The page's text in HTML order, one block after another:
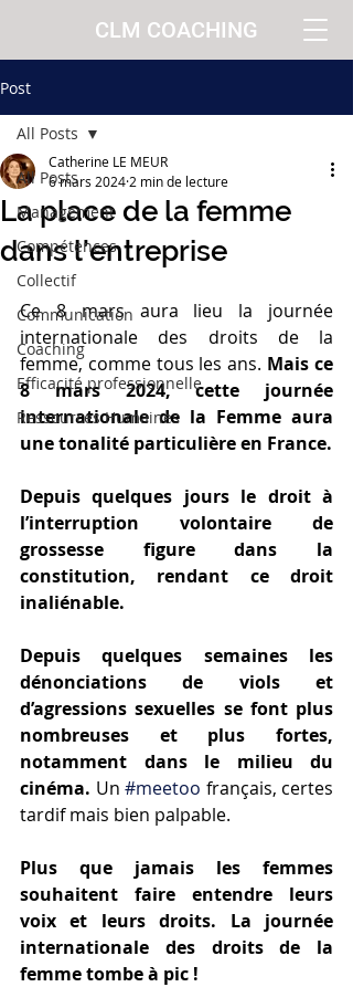
CLM COACHING
Post
All Posts
Management
Compétences
Collectif
Communication
Coaching
Efficacité professionnelle
Ressources Humaines
All Posts
La place de la femme
dans l’entreprise
Catherine LE MEUR
6 mars 2024 2 min de lecture
Ce 8 mars aura lieu la journée
internationale des droits de la
femme, comme tous les ans. Mais ce
8 mars 2024, cette journée
internationale de la Femme aura
une tonalité particulière en France.
Depuis quelques jours le droit à
l’interruption volontaire de
grossesse figure dans la
constitution, rendant ce droit
inaliénable.
Depuis quelques semaines les
dénonciations de viols et
d’agressions sexuelles se font plus
nombreuses et plus fortes,
notamment dans le milieu du
cinéma. Un #meetoo français, certes
tardif mais bien palpable.
Plus que jamais les femmes
souhaitent faire entendre leurs
voix et leurs droits. La journée
internationale des droits de la
femme tombe à pic !